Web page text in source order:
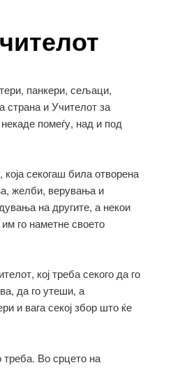
панкери, сељаци,
страна и Учителот за
помеѓу, над и под
секогаш била отворена
желби, верувања и
на другите, а некои
го наметне своето
кој треба секого да го
да го утеши, а
и вага секој збор што ќе
треба. Во срцето на